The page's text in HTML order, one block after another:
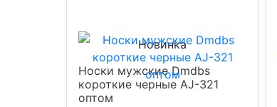
Новинка
Носки мужские Dmdbs
короткие черные AJ-321
оптом